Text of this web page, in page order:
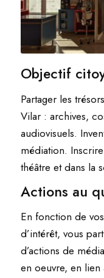
Objectif
Partager les
Vilar : archives,
audiovisuels.
médiation.
théâtre et dans la
Actions au
En fonction de
d’intérêt, vous
d’actions de
en oeuvre, en lien